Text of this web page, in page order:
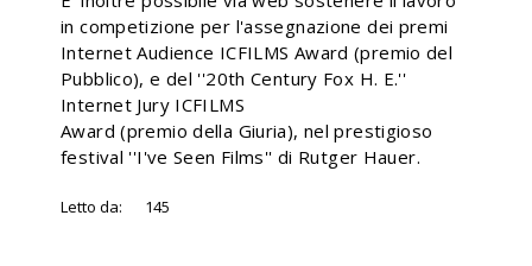
in competizione per l'assegnazione dei premi
Internet Audience ICFILMS Award (premio del
Pubblico), e del ''20th Century Fox H. E.''
Internet Jury ICFILMS
Award (premio della Giuria), nel prestigioso
festival ''I've Seen Films'' di Rutger Hauer.
Letto da: 145